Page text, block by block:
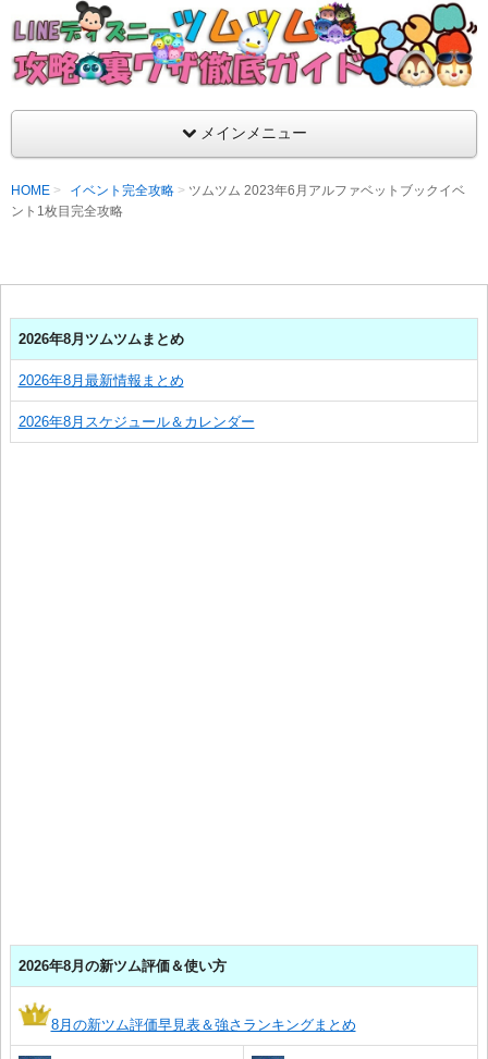
LINEディズニー ツムツム攻略・裏ワザ徹底
支持率No1！痒いところに手が届くツムツム攻略サイト！新ツ
ラ評価も丁寧に解説！ツムツムを120％楽しめるサイトを目指し
メインメニュー
HOME イベント完全攻略
ツムツム 2023年6月アルファベットブックイベ
ント1枚目完全攻略
2026年8月ツムツムまとめ
2026年8月最新情報まとめ
2026年8月スケジュール＆カレンダー
2026年8月の新ツム評価＆使い方
8月の新ツム評価早見表＆強さランキングまとめ